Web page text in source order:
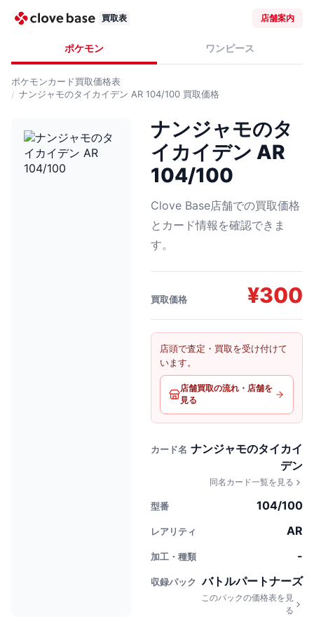
買取表 店舗案内
ポケモン ワンピース
ポケモンカード買取価格表
ナンジャモのタイカイデン AR 104/100 買取価格
ナンジャモのタ
イカイデン AR
104/100
Clove Base店舗での買取価格
とカード情報を確認できま
す。
買取価格 ¥300
店頭で査定・買取を受け付けて
います。
店舗買取の流れ・店舗を
見る
カード名 ナンジャモのタイカイ
デン
同名カード一覧を見る
型番 104/100
レアリティ AR
加工・種類 -
収録パック バトルパートナーズ
このパックの価格表を見
る